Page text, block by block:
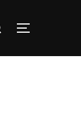
TOGGLE